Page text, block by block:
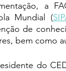
a
Mundial (
de
bem como
do